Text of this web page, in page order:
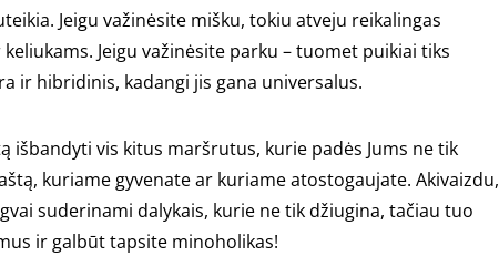
Jeigu važinėsite mišku, tokiu atveju reikalingas
Jeigu važinėsite parku – tuomet puikiai tiks
ir hibridinis, kadangi jis gana universalus.
išbandyti vis kitus maršrutus, kurie padės Jums ne tik
kuriame gyvenate ar kuriame atostogaujate. Akivaizdu,
suderinami dalykais, kurie ne tik džiugina, tačiau tuo
ir galbūt tapsite minoholikas!